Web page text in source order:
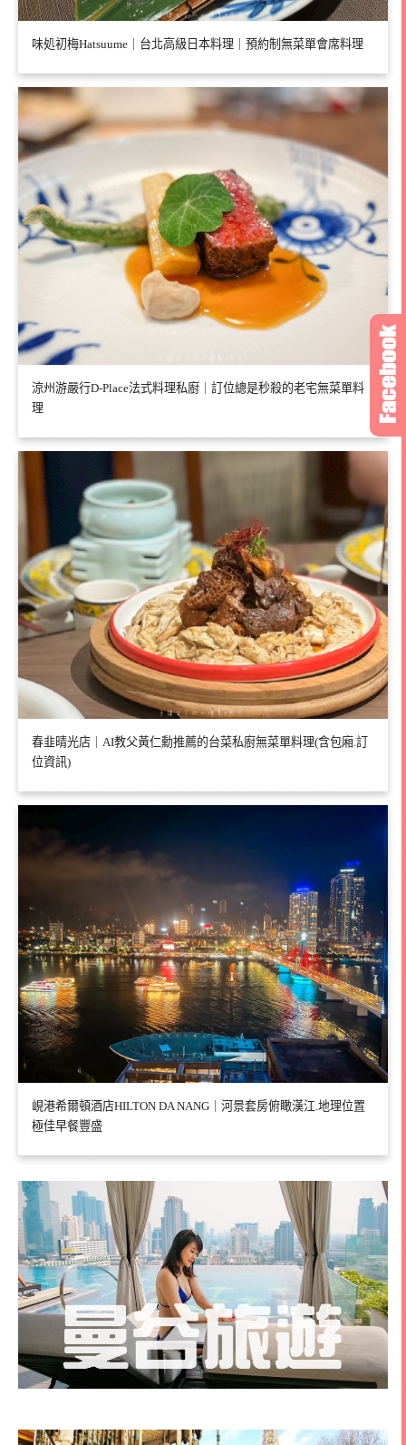
味処初梅Hatsuume｜台北高級日本料理｜預約制無菜單會席料理
涼州游嚴行D-Place法式料理私廚｜訂位總是秒殺的老宅無菜單料
理
春韭晴光店｜AI教父黃仁勳推薦的台菜私廚無菜單料理(含包廂.訂
位資訊)
峴港希爾頓酒店HILTON DA NANG｜河景套房俯瞰漢江.地理位置
極佳早餐豐盛